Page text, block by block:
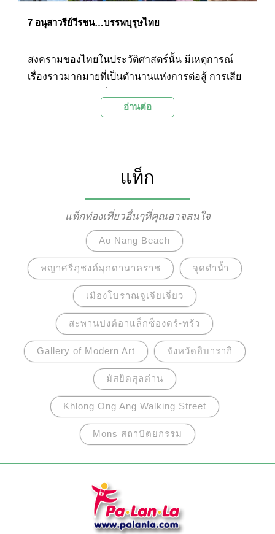
7 อนุสาวรีย์วีรชน…บรรพบุรุษไทย
สงครามของไทยในประวัติศาสตร์นั้น มีเหตุการณ์
เรื่องราวมากมายที่เป็นตำนานแห่งการต่อสู้ การเสีย
ลูกหลานไทยได้รับรู้ และจดจำสืบต่อกันมาจนถึง
อ่านต่อ
แท็ก
แท็กท่องเที่ยวอื่นๆที่คุณอาจสนใจ
Ao Nang Beach
พญาศรีภุชงค์มุกดานาคราช จุดดำน้ำ
เมืองโบราณจูเจียเจี่ยว
สะพานปงต์อาแล็กซ็องดร์-ทรัว
Gallery of Modern Art จังหวัดอิบารากิ
มัสยิดสุลต่าน
Khlong Ong Ang Walking Street
Mons สถาปัตยกรรม